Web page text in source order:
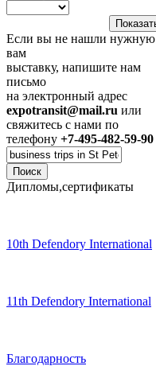
Если вы не нашли нужную
вам
выставку, напишите нам
письмо
на электронный адрес
expotransit@mail.ru или
свяжитесь с нами по
телефону +7-495-482-59-90
Дипломы,сертификаты
10th Defendory International
11th Defendory International
Благодарность